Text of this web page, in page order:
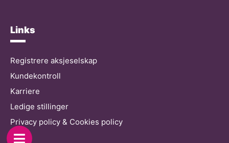
Links
Registrere aksjeselskap
Kundekontroll
Karriere
Ledige stillinger
Privacy policy & Cookies policy
Hjelp